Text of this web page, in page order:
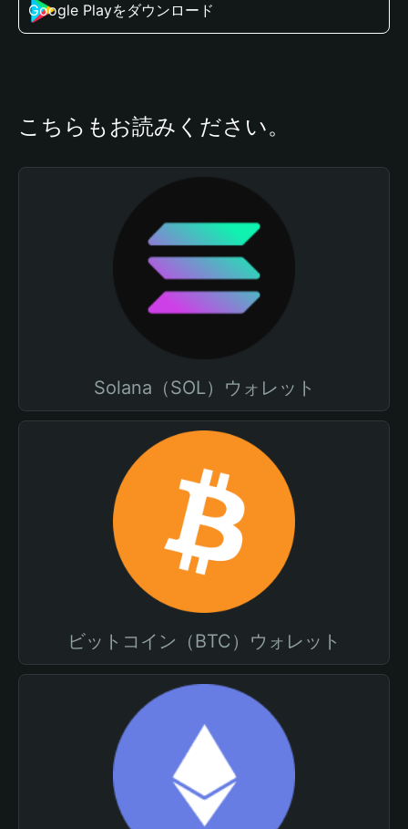
Google Playをダウンロード
こちらもお読みください。
Solana（SOL）ウォレット
ビットコイン（BTC）ウォレット